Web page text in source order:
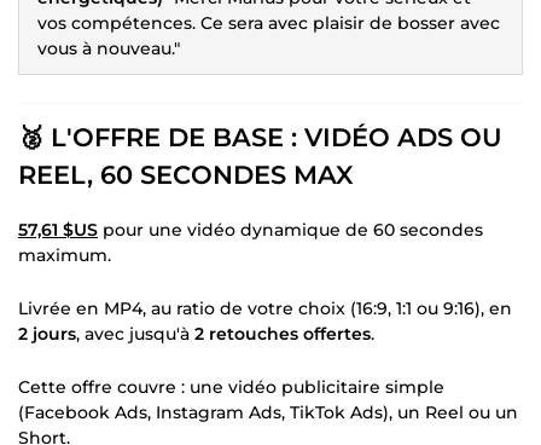
vos compétences. Ce sera avec plaisir de bosser avec
vous à nouveau."
🥈 L'OFFRE DE BASE : VIDÉO ADS OU
REEL, 60 SECONDES MAX
57,61 $US pour une vidéo dynamique de 60 secondes
maximum.
Livrée en MP4, au ratio de votre choix (16:9, 1:1 ou 9:16), en
2 jours, avec jusqu'à 2 retouches offertes.
Cette offre couvre : une vidéo publicitaire simple
(Facebook Ads, Instagram Ads, TikTok Ads), un Reel ou un
Short.